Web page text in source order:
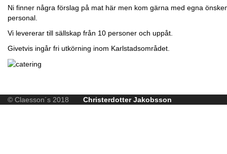
Ni finner några förslag på mat här men kom gärna med egna
personal.
Vi levererar till sällskap från 10 personer och uppåt.
Givetvis ingår fri utkörning inom Karlstadsområdet.
© Claesson´s 2018 Christerdotter Jakobsson